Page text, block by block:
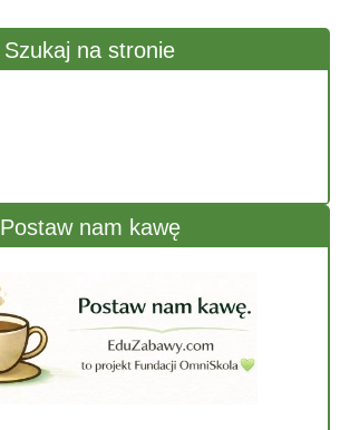
Szukaj na stronie
Postaw nam kawę